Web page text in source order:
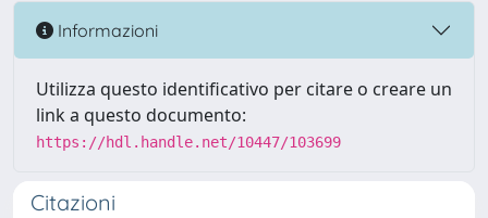
Informazioni
Utilizza questo identificativo per citare o creare un
link a questo documento:
https://hdl.handle.net/10447/103699
Citazioni